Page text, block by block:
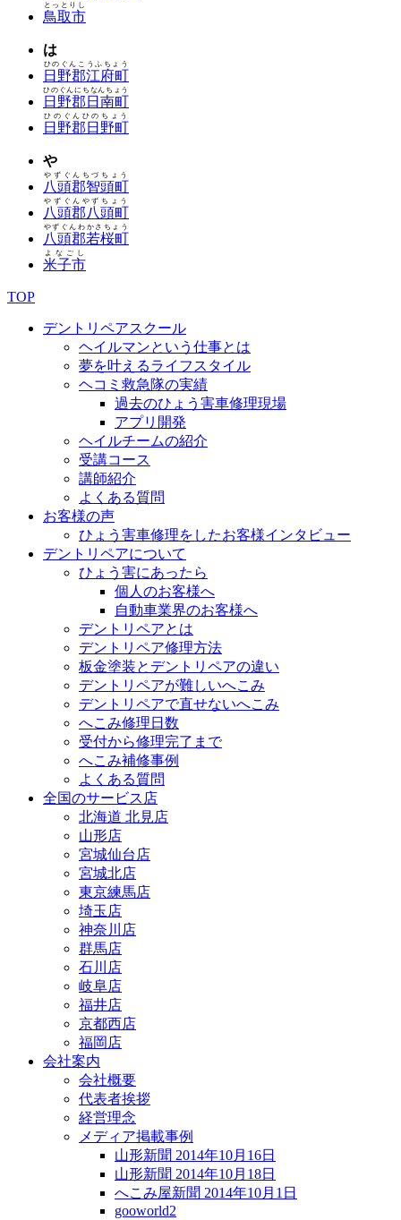
鳥取市
とっとりし
は
日野郡江府町
ひのぐんこうふちょう
日野郡日南町
ひのぐんにちなんちょう
日野郡日野町
ひのぐんひのちょう
や
八頭郡智頭町
やずぐんちづちょう
八頭郡八頭町
やずぐんやずちょう
八頭郡若桜町
やずぐんわかさちょう
米子市
よなごし
TOP
デントリペアスクール
ヘイルマンという仕事とは
夢を叶えるライフスタイル
ヘコミ救急隊の実績
過去のひょう害車修理現場
アプリ開発
ヘイルチームの紹介
受講コース
講師紹介
よくある質問
お客様の声
ひょう害車修理をしたお客様インタビュー
デントリペアについて
ひょう害にあったら
個人のお客様へ
自動車業界のお客様へ
デントリペアとは
デントリペア修理方法
板金塗装とデントリペアの違い
デントリペアが難しいへこみ
デントリペアで直せないへこみ
へこみ修理日数
受付から修理完了まで
へこみ補修事例
よくある質問
全国のサービス店
北海道 北見店
山形店
宮城仙台店
宮城北店
東京練馬店
埼玉店
神奈川店
群馬店
石川店
岐阜店
福井店
京都西店
福岡店
会社案内
会社概要
代表者挨拶
経営理念
メディア掲載事例
山形新聞 2014年10月16日
山形新聞 2014年10月18日
へこみ屋新聞 2014年10月1日
gooworld2